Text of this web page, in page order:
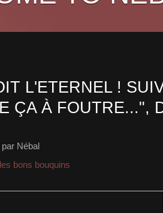
L'ETERNEL !
ÇA À FOUTRE...",
par Nébal
bons bouquins